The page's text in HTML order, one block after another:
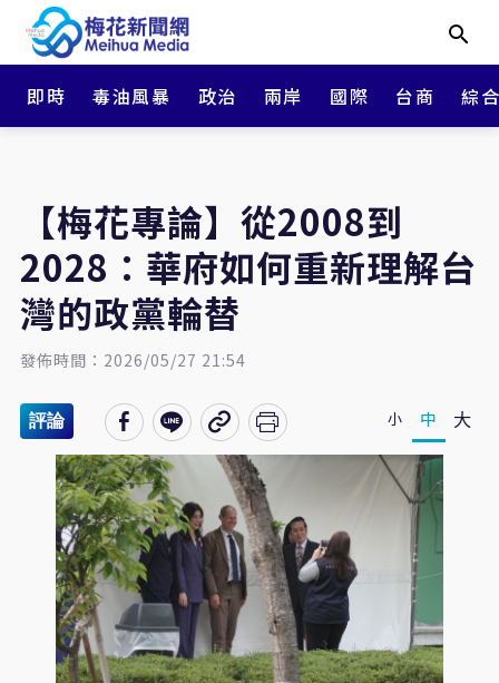
即時 毒油風暴 政治 兩岸 國際 台商 綜
【梅花專論】從2008到
2028：華府如何重新理解台
灣的政黨輪替
發佈時間：2026/05/27 21:54
評論 小 中 大